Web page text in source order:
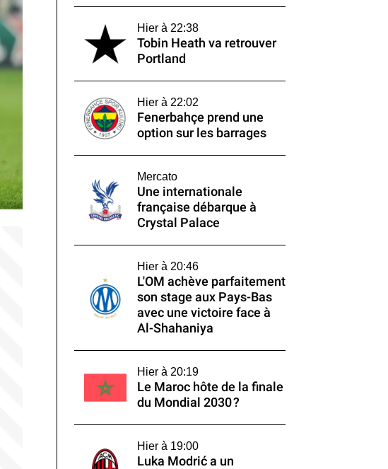
Hier à 22:38
Tobin Heath va retrouver
Portland
Hier à 22:02
Fenerbahçe prend une
option sur les barrages
Mercato
Une internationale
française débarque à
Crystal Palace
Hier à 20:46
L'OM achève parfaitement
son stage aux Pays-Bas
avec une victoire face à
Al-Shahaniya
Hier à 20:19
Le Maroc hôte de la finale
du Mondial 2030 ?
Hier à 19:00
Luka Modrić a un